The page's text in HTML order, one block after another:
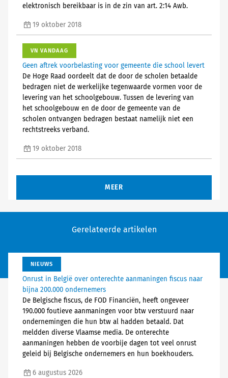
elektronisch bereikbaar is in de zin van art. 2:14 Awb.
19 oktober 2018
VN VANDAAG
Geen aftrek voorbelasting voor gemeente die school levert
De Hoge Raad oordeelt dat de door de scholen betaalde
bedragen niet de werkelijke tegenwaarde vormen voor de
levering van het schoolgebouw. Tussen de levering van
het schoolgebouw en de door de gemeente van de
scholen ontvangen bedragen bestaat namelijk niet een
rechtstreeks verband.
19 oktober 2018
MEER
Gerelateerde artikelen
NIEUWS
Onrust in België over onterechte aanmaningen fiscus naar
bijna 200.000 ondernemers
De Belgische fiscus, de FOD Financiën, heeft ongeveer
190.000 foutieve aanmaningen voor btw verstuurd naar
ondernemingen die hun btw al hadden betaald. Dat
meldden diverse Vlaamse media. De onterechte
aanmaningen hebben de voorbije dagen tot veel onrust
geleid bij Belgische ondernemers en hun boekhouders.
6 augustus 2026